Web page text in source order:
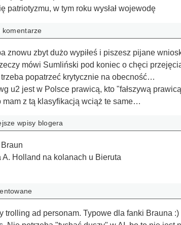
patriotyzmu, w tym roku wysłał wojewodę
komentarze
znowu zbyt dużo wypiłeś i piszesz pijane
mówi Sumliński pod koniec o chęci
popatrzeć krytycznie na obecność…
u2 jest w Polsce prawicą, kto "fałszywą
mam z tą klasyfikacją wciąż te same…
wpisy blogera
A. Holland na kolanach u Bieruta
trolling ad personam. Typowe dla fanki Brauna :)